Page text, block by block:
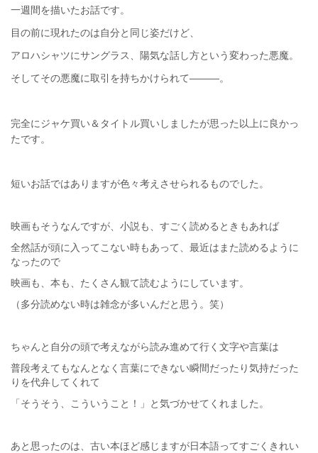
一週間を描いたお話です。
目の前に現れたのは自分と同じ姿だけど、
アロハシャツにサングラス、陽気な話し方という変わった悪魔。
そしてその悪魔に取引を持ちかけられて―――。
完全にジャケ買い＆タイトル買いしましたが思った以上に良かっ
たです。
短いお話ではありますが色々考えさせられるものでした。
映画もそうなんですが、小説も、すごく読めるときもあれば
全然話が頭に入ってこない時もあって、最近はまた読めるように
なったので
映画も、本も、たくさん観て読むようにしています。
（多分読めない時は雑念が多いんだと思う。笑）
ちゃんと自分の頭で考えながら読み進めて行く文字や言葉は
普段考えてもなんとなく言葉にできない瞬間だったり気持だった
りを代弁してくれて
「そうそう、こういうこと！」と気づかせてくれました。
あと思ったのは、古い本ほど感じますが日本語ってすごくきれい